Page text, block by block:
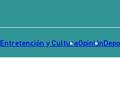
Entretención y CulturaOpinión